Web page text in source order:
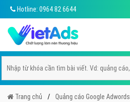
Hotline: 0964 82 6644
Trang chủ Quảng cáo Google Adwords